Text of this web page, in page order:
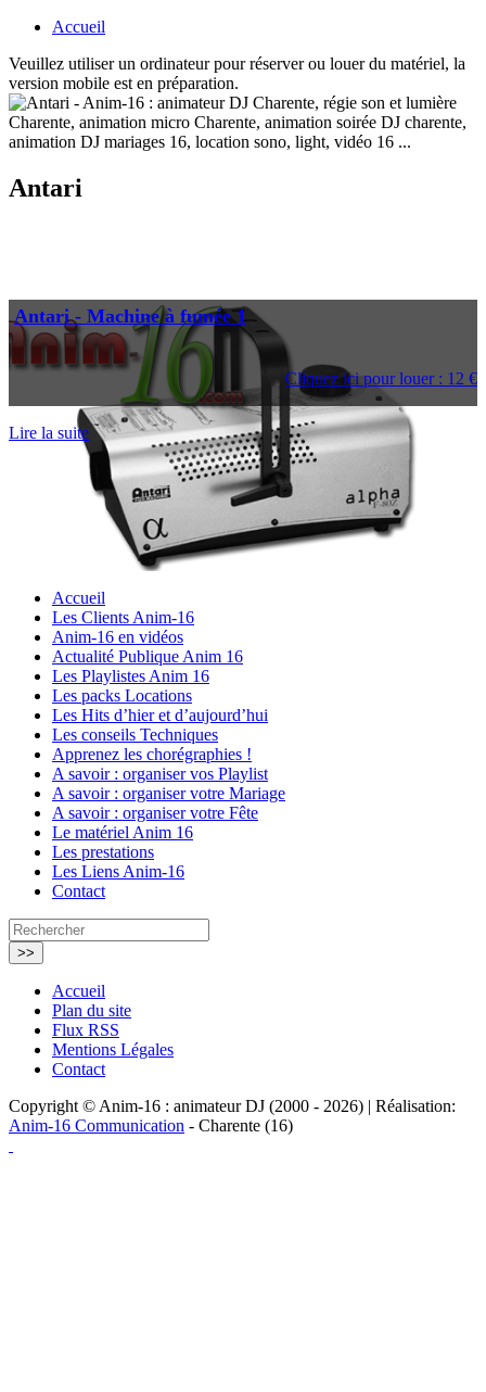
Accueil
Veuillez utiliser un ordinateur pour réserver ou louer du matériel, la
version mobile est en préparation.
Antari
Antari - Machine à fumée 1
Cliquez ici pour louer : 12 €
Lire la suite
Accueil
Les Clients Anim-16
Anim-16 en vidéos
Actualité Publique Anim 16
Les Playlistes Anim 16
Les packs Locations
Les Hits d’hier et d’aujourd’hui
Les conseils Techniques
Apprenez les chorégraphies !
A savoir : organiser vos Playlist
A savoir : organiser votre Mariage
A savoir : organiser votre Fête
Le matériel Anim 16
Les prestations
Les Liens Anim-16
Contact
Accueil
Plan du site
Flux RSS
Mentions Légales
Contact
Copyright © Anim-16 : animateur DJ (2000 - 2026) | Réalisation:
Anim-16 Communication - Charente (16)